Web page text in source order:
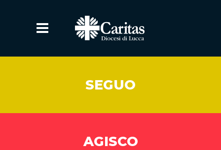
SEGUO
AGISCO